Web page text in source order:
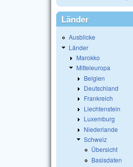
Länder
Ausblicke
Länder
Marokko
Mitteleuropa
Belgien
Deutschland
Frankreich
Liechtenstein
Luxemburg
Niederlande
Schweiz
Übersicht
Basisdaten